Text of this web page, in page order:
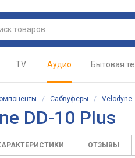
TV Аудио Бытовая
/ Сабвуферы / Velodyne
DD-10 Plus
ОТЗЫВЫ